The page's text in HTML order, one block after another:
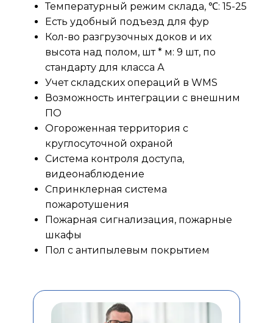
Температурный режим склада, ℃: 15-25
Есть удобный подъезд для фур
Кол-во разгрузочных доков и их
высота над полом, шт * м: 9 шт, по
стандарту для класса А
Учет складских операций в WMS
Возможность интеграции с внешним
ПО
Огороженная территория с
круглосуточной охраной
Система контроля доступа,
видеонаблюдение
Спринклерная система
пожаротушения
Пожарная сигнализация, пожарные
шкафы
Пол с антипылевым покрытием